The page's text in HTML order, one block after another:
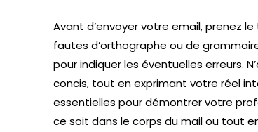
Avant d’envoyer votre email, prenez
fautes d’orthographe ou de
pour indiquer les éventuelles erreurs.
concis, tout en exprimant votre réel
essentielles pour démontrer votre
ce soit dans le corps du mail ou tout